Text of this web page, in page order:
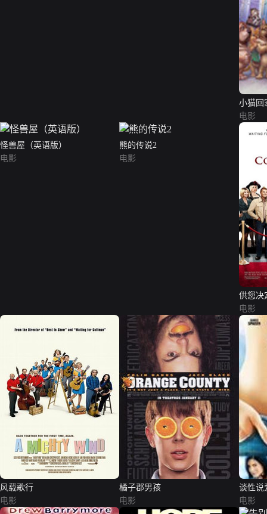
小猫回
电影
怪兽屋（英语版）
电影
熊的传说2
电影
供您决
电影
风载歌行
电影
橘子郡男孩
电影
谈性说
电影